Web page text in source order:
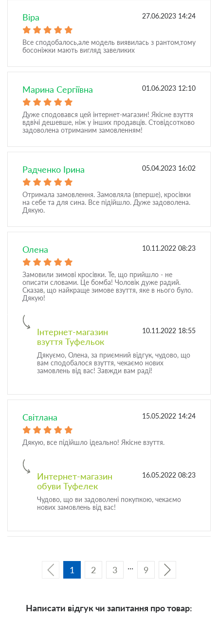
Віра 27.06.2023 14:24
Все сподобалось,але модель виявилась з рантом,тому
босоніжки мають вигляд завеликих
Марина Сергіївна 01.06.2023 12:10
Дуже сподовався цей інтернет-магазин! Якісне взуття
вдвічі дешевше, ніж у інших продавців. Стовідсотково
задоволена отриманим замовленням!
Радченко Ірина 05.04.2023 16:02
Отримала замовлення. Замовляла (вперше), кросівки
на себе та для сина. Все підійшло. Дуже задоволена.
Дякую.
Олена 10.11.2022 08:23
Замовили зимові кросівки. Те, що прийшло - не
описати словами. Це бомба! Чоловік дуже радий.
Сказав, що найкраще зимове взуття, яке в нього було.
Дякую!
Інтернет-магазин
взуття Туфельок
10.11.2022 18:55
Дякуємо, Олена, за приємний відгук, чудово, що
вам сподобалося взуття, чекаємо нових
замовлень від вас! Завжди вам раді!
Свiтлана 15.05.2022 14:24
Дякую, все підійшло ідеально! Якісне взуття.
Интернет-магазин
обуви Туфелек
16.05.2022 08:23
Чудово, що ви задоволені покупкою, чекаємо
нових замовлень від вас!
1 2 3 9
Написати відгук чи запитання про товар: